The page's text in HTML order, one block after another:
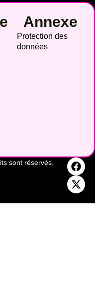
Annexe
Protection des
données
sont réservés.